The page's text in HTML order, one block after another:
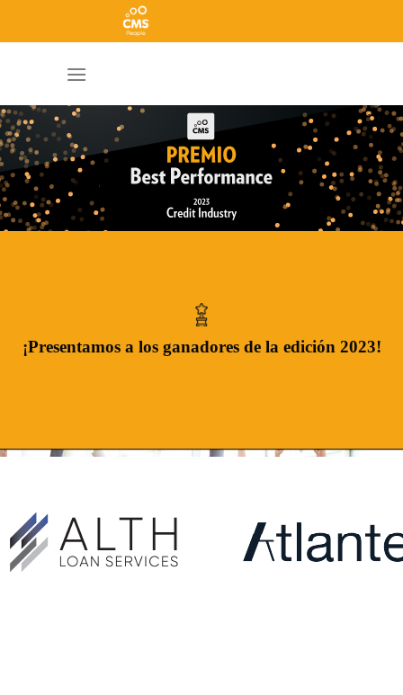
¡Presentamos a los ganadores de la edición 2023!